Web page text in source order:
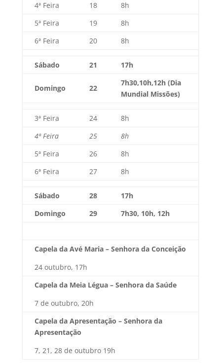
4ª Feira
18
8h
5ª Feira
19
8h
6ª Feira
20 8h
Sábado 21 17h
Domingo 22
7h30,10h,12h (Dia
Mundial Missões)
3ª Feira 24
8h
4ª Feira
25
8h
5ª Feira
26
8h
6ª Feira
27 8h
Sábado 28
17h
Domingo
29 7h30, 10h, 12h
Capela da Avé Maria – Senhora da Conceição
24 outubro, 17h
Capela da Meia Légua – Senhora da Saúde
7 de outubro, 20h
Capela da Apresentação – Senhora da
Apresentação
7, 21, 28 de outubro 19h